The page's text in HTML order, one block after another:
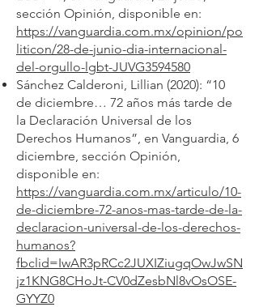
sección Opinión, disponible en:
https://vanguardia.com.mx/opinion/po
liticon/28-de-junio-dia-internacional-
del-orgullo-lgbt-JUVG3594580
Sánchez Calderoni, Lillian (2020): “10
de diciembre… 72 años más tarde de
la Declaración Universal de los
Derechos Humanos”, en Vanguardia, 6
diciembre, sección Opinión,
disponible en:
https://vanguardia.com.mx/articulo/10-
de-diciembre-72-anos-mas-tarde-de-la-
declaracion-universal-de-los-derechos-
humanos?
fbclid=IwAR3pRCc2JUXIZiugqOwJwSN
jz1KNG8CHoJt-CV0dZesbNl8vOsOSE-
GYYZ0